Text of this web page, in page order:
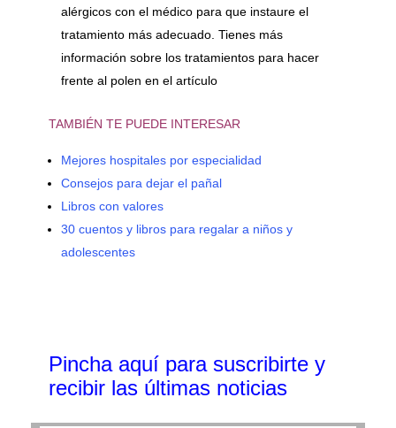
alérgicos con el médico para que instaure el
tratamiento más adecuado. Tienes más
información sobre los tratamientos para hacer
frente al polen en el artículo
TAMBIÉN TE PUEDE INTERESAR
Mejores hospitales por especialidad
Consejos para dejar el pañal
Libros con valores
30 cuentos y libros para regalar a niños y
adolescentes
Pincha aquí para suscribirte y
recibir las últimas noticias